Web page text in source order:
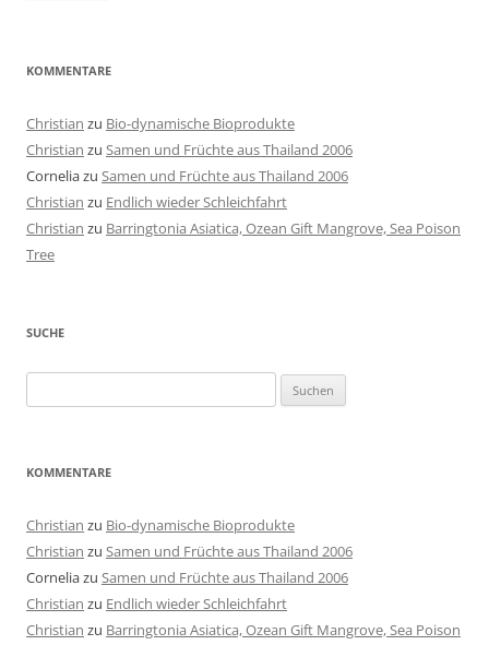
KOMMENTARE
Christian zu Bio-dynamische Bioprodukte
Christian zu Samen und Früchte aus Thailand 2006
Corneliazu Samen und Früchte aus Thailand 2006
Christian zu Endlich wieder Schleichfahrt
Christian zu Barringtonia Asiatica, Ozean Gift Mangrove, Sea Poison
Tree
SUCHE
nach:
KOMMENTARE
Christian zu Bio-dynamische Bioprodukte
Christian zu Samen und Früchte aus Thailand 2006
Corneliazu Samen und Früchte aus Thailand 2006
Christian zu Endlich wieder Schleichfahrt
Christian zu Barringtonia Asiatica, Ozean Gift Mangrove, Sea Poison